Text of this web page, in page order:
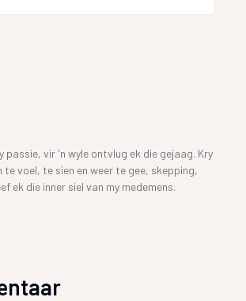
passie, vir 'n wyle ontvlug ek die gejaag. Kry
te voel, te sien en weer te gee, skepping,
ek die inner siel van my medemens.